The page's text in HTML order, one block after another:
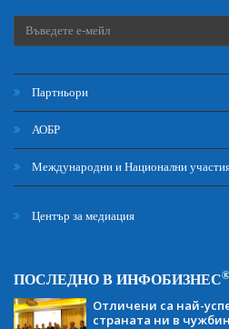
Партньори
АОБР
Международни и Национални
Център за медиация
ПОСЛЕДНО В ИНФОБИЗНЕС®
Отличени са най-
страната ни в